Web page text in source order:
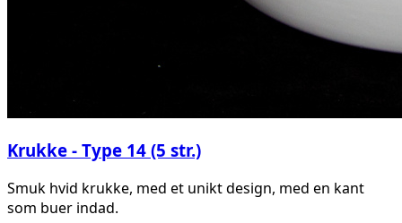
Krukke - Type 14 (5 str.)
Smuk hvid krukke, med et unikt design, med en kant
som buer indad.